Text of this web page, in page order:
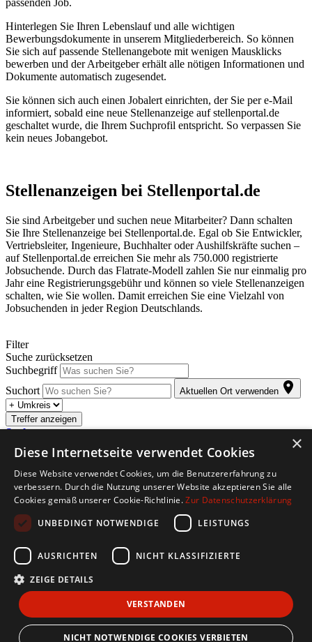
Hinterlegen Sie Ihren Lebenslauf und alle wichtigen
Bewerbungsdokumente in unserem Mitgliederbereich. So können
Sie sich auf passende Stellenangebote mit wenigen Mausklicks
bewerben und der Arbeitgeber erhält alle nötigen Informationen und
Dokumente automatisch zugesendet.
Sie können sich auch einen Jobalert einrichten, der Sie per e-Mail
informiert, sobald eine neue Stellenanzeige auf stellenportal.de
geschaltet wurde, die Ihrem Suchprofil entspricht. So verpassen Sie
kein neues Jobangebot.
Stellenanzeigen bei Stellenportal.de
Sie sind Arbeitgeber und suchen neue Mitarbeiter? Dann schalten
Sie Ihre Stellenanzeige bei Stellenportal.de. Egal ob Sie Entwickler,
Vertriebsleiter, Ingenieure, Buchhalter oder Aushilfskräfte suchen –
auf Stellenportal.de erreichen Sie mehr als 750.000 registrierte
Jobsuchende. Durch das Flatrate-Modell zahlen Sie nur einmalig pro
Jahr eine Registrierungsgebühr und können so viele Stellenanzeigen
schalten, wie Sie wollen. Damit erreichen Sie eine Vielzahl von
Jobsuchenden in jeder Region Deutschlands.
Filter
Suche zurücksetzen
Suchbegriff
Suchort
Aktuellen Ort verwenden
Treffer anzeigen
Suche anpassen
Abonnieren Sie den kostenlosen Jobletter. Sobald für Sie passende
Stellenangebote eintreffen, werden Sie automatisch per E-Mail
informiert.
Copyright © 2026. Alle Rechte vorbehalten.
Jobbörse erstellen
Firmenliste
Impressum
Accessibility-Modus aktivieren
Kontrastmodus aktivieren
zur Navigation
zum Inhalt
×
Diese Internetseite verwendet Cookies
Diese Website verwendet Cookies, um die Benutzererfahrung zu
verbessern. Durch die Nutzung unserer Website akzeptieren Sie alle
Cookies gemäß unserer Cookie-Richtlinie.Zur Datenschutzerklärung
UNBEDINGT NOTWENDIGE
LEISTUNGS
AUSRICHTEN NICHT KLASSIFIZIERTE
ZEIGE DETAILS
VERSTANDEN
NICHT NOTWENDIGE COOKIES VERBIETEN